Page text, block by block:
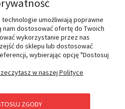
O NAS
I DOSTAWA
umożliwiają poprawne
nam dostosować ofertę do Twoich
wykorzystanie przez nas
do sklepu lub dostosować
wybierając opcję "Dostosuj
w naszej Polityce
ZGODY